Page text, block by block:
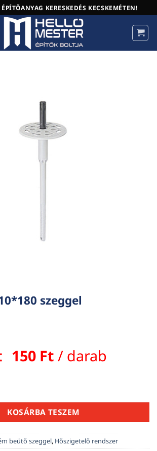
ÉPÍTŐANYAG KERESKEDÉS KECSKEMÉTEN!
szeggel
150 Ft / darab
mennyiség
KOSÁRBA TESZEM
beütő szeggel, Hőszigetelő rendszer